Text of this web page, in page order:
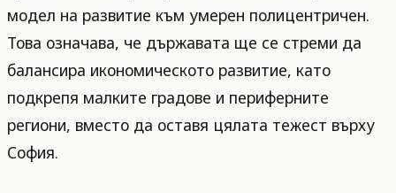
модел на развитие към умерен полицентричен.
Това означава, че държавата ще се стреми да
балансира икономическото развитие, като
подкрепя малките градове и периферните
региони, вместо да оставя цялата тежест върху
София.